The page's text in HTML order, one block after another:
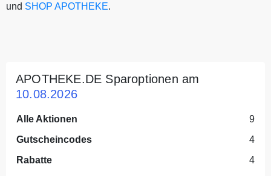
und SHOP APOTHEKE.
APOTHEKE.DE Sparoptionen am
10.08.2026
Alle Aktionen
9
Gutscheincodes
4
Rabatte
4